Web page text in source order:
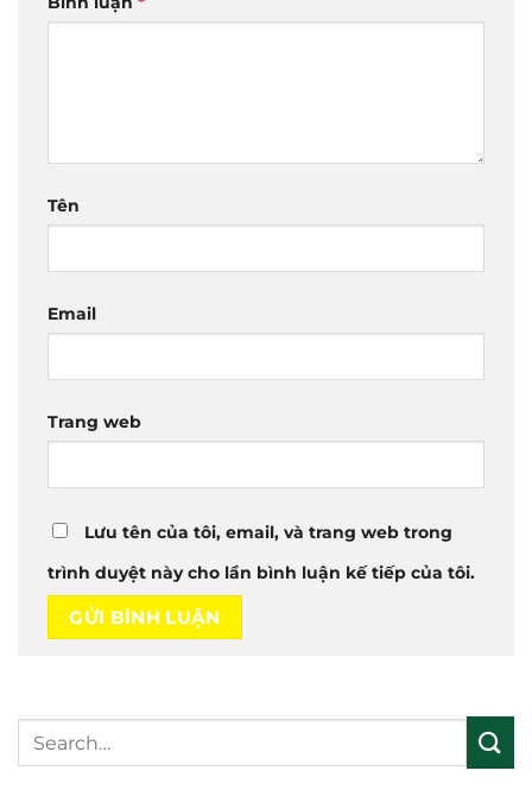
Tên
Email
Trang web
Lưu tên của tôi, email, và trang web trong
trình duyệt này cho lần bình luận kế tiếp của tôi.